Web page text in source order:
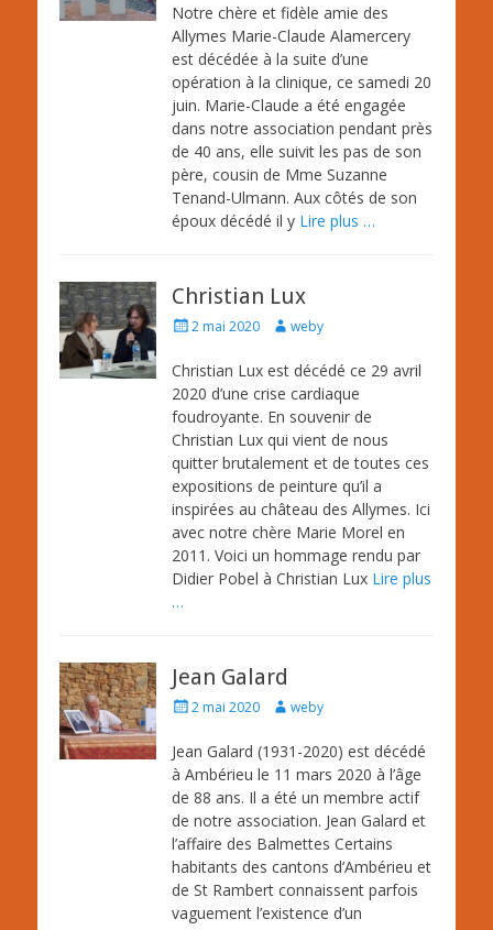
Notre chère et fidèle amie des
Allymes Marie-Claude Alamercery
est décédée à la suite d’une
opération à la clinique, ce samedi 20
juin. Marie-Claude a été engagée
dans notre association pendant près
de 40 ans, elle suivit les pas de son
père, cousin de Mme Suzanne
Tenand-Ulmann. Aux côtés de son
époux décédé il y Lire plus …
Christian Lux
Posted2 mai 2020 Author
weby
Christian Lux est décédé ce 29 avril
2020 d’une crise cardiaque
foudroyante. En souvenir de
Christian Lux qui vient de nous
quitter brutalement et de toutes ces
expositions de peinture qu’il a
inspirées au château des Allymes. Ici
avec notre chère Marie Morel en
2011. Voici un hommage rendu par
Didier Pobel à Christian Lux Lire plus
…
Jean Galard
Posted2 mai 2020 Author
weby
Jean Galard (1931-2020) est décédé
à Ambérieu le 11 mars 2020 à l’âge
de 88 ans. Il a été un membre actif
de notre association. Jean Galard et
l’affaire des Balmettes Certains
habitants des cantons d’Ambérieu et
de St Rambert connaissent parfois
vaguement l’existence d’un